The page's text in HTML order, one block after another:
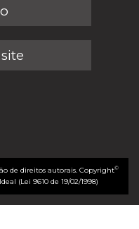
de direitos autorais. Copyright©
(Lei 9610 de 19/02/1998)